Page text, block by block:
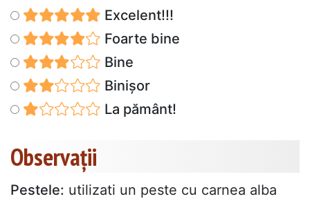
Excelent!!!
Foarte bine
Bine
Binișor
La pământ!
Observații
Pestele: utilizati un peste cu carnea alba